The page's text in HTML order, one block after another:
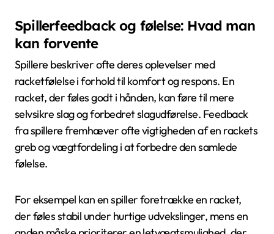
Spillerfeedback og følelse: Hvad man
kan forvente
Spillere beskriver ofte deres oplevelser med
racketfølelse i forhold til komfort og respons. En
racket, der føles godt i hånden, kan føre til mere
selvsikre slag og forbedret slagudførelse. Feedback
fra spillere fremhæver ofte vigtigheden af en rackets
greb og vægtfordeling i at forbedre den samlede
følelse.
For eksempel kan en spiller foretrække en racket,
der føles stabil under hurtige udvekslinger, mens en